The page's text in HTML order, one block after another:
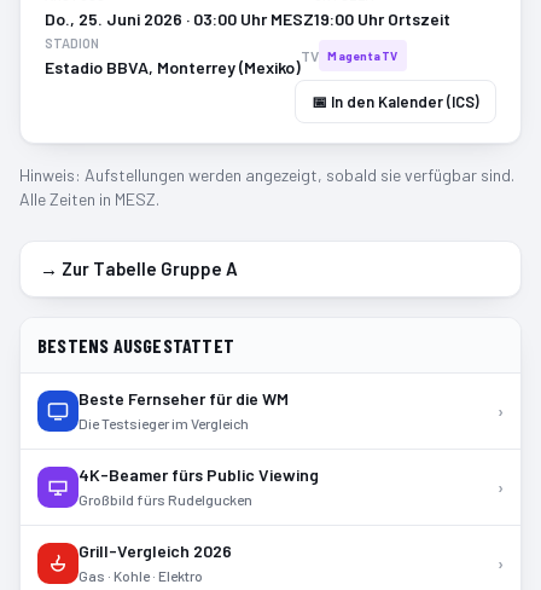
Do., 25. Juni 2026 · 03:00 Uhr MESZ19:00 Uhr Ortszeit
STADION
Estadio BBVA, Monterrey (Mexiko)
TV MagentaTV
📅 In den Kalender (ICS)
Hinweis: Aufstellungen werden angezeigt, sobald sie verfügbar sind.
Alle Zeiten in MESZ.
→ Zur Tabelle Gruppe A
BESTENS AUSGESTATTET
Beste Fernseher für die WM
Die Testsieger im Vergleich
›
4K-Beamer fürs Public Viewing
Großbild fürs Rudelgucken
›
Grill-Vergleich 2026
Gas · Kohle · Elektro
›